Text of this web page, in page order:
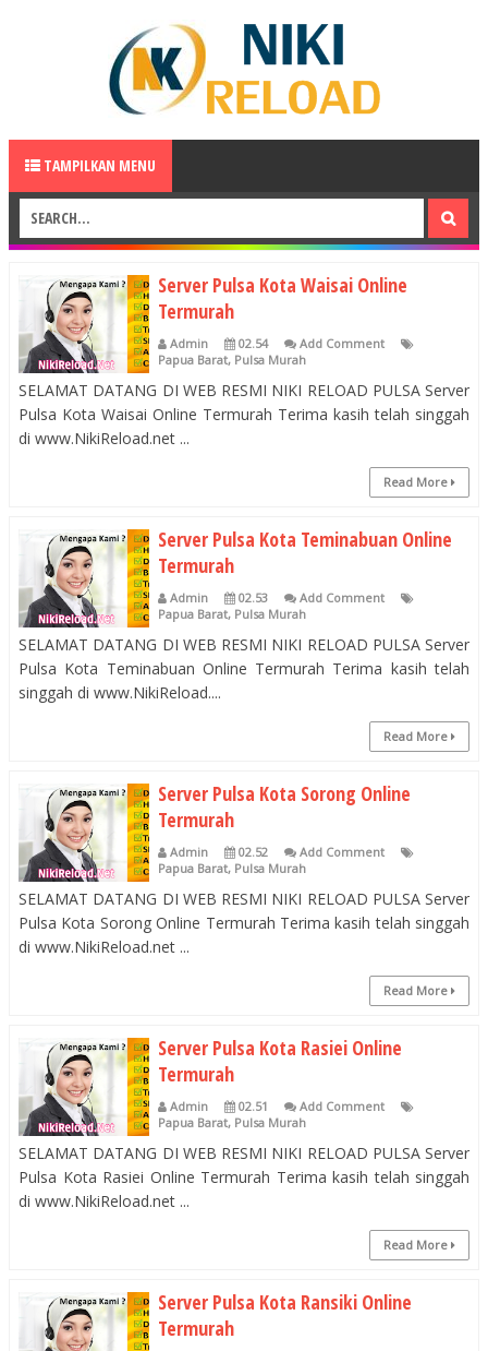
TAMPILKAN MENU
Server Pulsa Kota Waisai Online
Termurah
Admin 02.54
Add Comment
Papua Barat, Pulsa Murah
SELAMAT DATANG DI WEB RESMI NIKI RELOAD PULSA Server
Pulsa Kota Waisai Online Termurah Terima kasih telah singgah
di www.NikiReload.net ...
Read More
Server Pulsa Kota Teminabuan Online
Termurah
Admin 02.53
Add Comment
Papua Barat, Pulsa Murah
SELAMAT DATANG DI WEB RESMI NIKI RELOAD PULSA Server
Pulsa Kota Teminabuan Online Termurah Terima kasih telah
singgah di www.NikiReload....
Read More
Server Pulsa Kota Sorong Online
Termurah
Admin 02.52
Add Comment
Papua Barat, Pulsa Murah
SELAMAT DATANG DI WEB RESMI NIKI RELOAD PULSA Server
Pulsa Kota Sorong Online Termurah Terima kasih telah singgah
di www.NikiReload.net ...
Read More
Server Pulsa Kota Rasiei Online
Termurah
Admin 02.51
Add Comment
Papua Barat, Pulsa Murah
SELAMAT DATANG DI WEB RESMI NIKI RELOAD PULSA Server
Pulsa Kota Rasiei Online Termurah Terima kasih telah singgah
di www.NikiReload.net ...
Read More
Server Pulsa Kota Ransiki Online
Termurah